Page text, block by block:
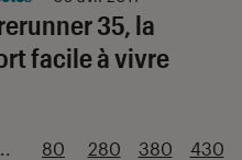
35, la
facile à vivre
80 280 380 430